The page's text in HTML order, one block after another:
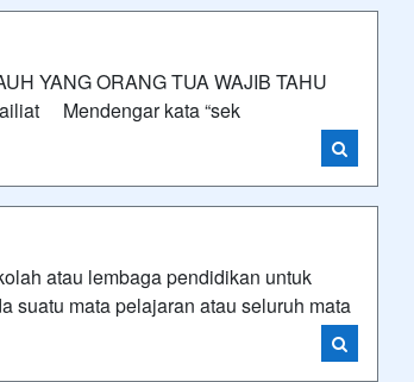
YANG ORANG TUA WAJIB TAHU
Mendengar kata “sek
atau lembaga pendidikan untuk
suatu mata pelajaran atau seluruh mata